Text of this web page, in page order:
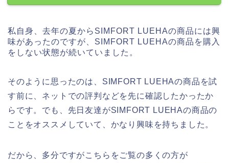
私自身、去年の夏からSIMFORT LUEHAの商品には興
味があったのですが、SIMFORT LUEHAの商品を購入
をしない状態が続いていました。
そのように思ったのは、SIMFORT LUEHAの商品を試
す前に、ネットでの評判などを先に確認したかったか
らです。でも、先日友達がSIMFORT LUEHAの商品の
ことをオススメしていて、かなり興味を持ちました。
だから、多分ですがこちらをご覧の多くの方が